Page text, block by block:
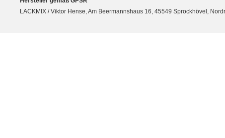
LACKMIX / Viktor Hense, Am Beermannshaus 16, 45549 Sprockhövel,